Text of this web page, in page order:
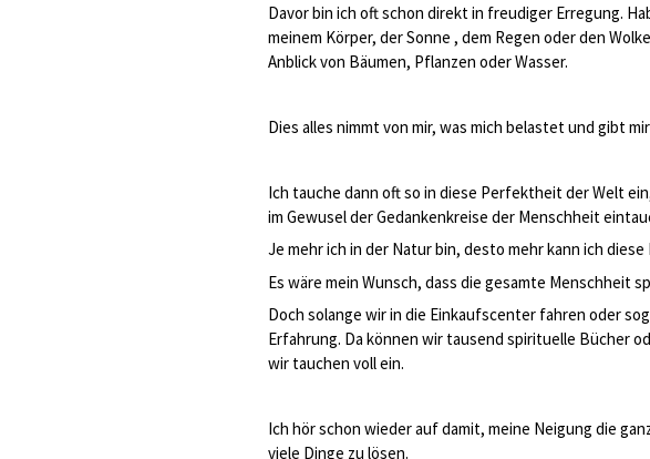
Davor bin ich oft schon direkt in freudiger Erregung.
meinem Körper, der Sonne , dem Regen oder den
Anblick von Bäumen, Pflanzen oder Wasser.
Dies alles nimmt von mir, was mich belastet und gibt
Ich tauche dann oft so in diese Perfektheit der Welt
im Gewusel der Gedankenkreise der Menschheit
Je mehr ich in der Natur bin, desto mehr kann ich
Es wäre mein Wunsch, dass die gesamte Menschheit
Doch solange wir in die Einkaufscenter fahren oder
Erfahrung. Da können wir tausend spirituelle Bücher
wir tauchen voll ein.
Ich hör schon wieder auf damit, meine Neigung die
viele Dinge zu lösen.